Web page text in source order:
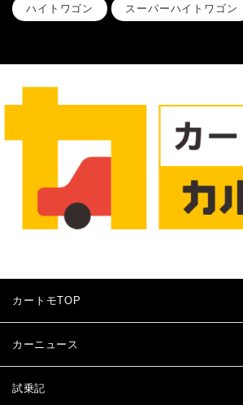
ハイトワゴン スーパーハイトワゴン
カートモTOP
カーニュース
試乗記